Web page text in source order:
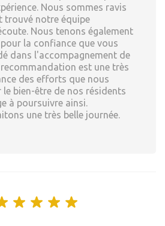
Nous sommes ravis
trouvé notre équipe
Nous tenons également
la confiance que vous
dans l'accompagnement de
est une très
des efforts que nous
bien-être de nos résidents
à poursuivre ainsi.
une très belle journée.